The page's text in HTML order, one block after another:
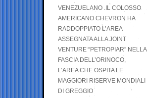
VENEZUELANO .IL COLOSSO
AMERICANO CHEVRON HA
RADDOPPIATO L’AREA
ASSEGNATA ALLA JOINT
VENTURE “PETROPIAR” NELLA
FASCIA DELL’ORINOCO,
L’AREA CHE OSPITA LE
MAGGIORI RISERVE MONDIALI
DI GREGGIO